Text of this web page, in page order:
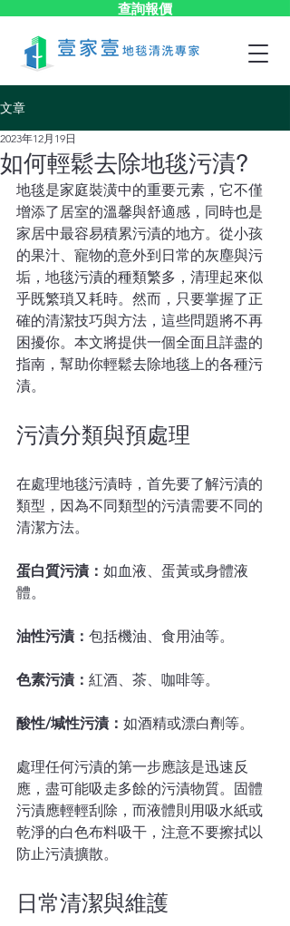
查詢報價
文章
如何輕鬆去除地毯污漬?
2023年12月19日
地毯是家庭裝潢中的重要元素，它不僅
增添了居室的溫馨與舒適感，同時也是
家居中最容易積累污漬的地方。從小孩
的果汁、寵物的意外到日常的灰塵與污
垢，地毯污漬的種類繁多，清理起來似
乎既繁瑣又耗時。然而，只要掌握了正
確的清潔技巧與方法，這些問題將不再
困擾你。本文將提供一個全面且詳盡的
指南，幫助你輕鬆去除地毯上的各種污
漬。
污漬分類與預處理
在處理地毯污漬時，首先要了解污漬的
類型，因為不同類型的污漬需要不同的
清潔方法。
蛋白質污漬： 如血液、蛋黃或身體液
體。
油性污漬： 包括機油、食用油等。
色素污漬： 紅酒、茶、咖啡等。
酸性/堿性污漬： 如酒精或漂白劑等。
處理任何污漬的第一步應該是迅速反
應，盡可能吸走多餘的污漬物質。固體
污漬應輕輕刮除，而液體則用吸水紙或
乾淨的白色布料吸干，注意不要擦拭以
防止污漬擴散。
日常清潔與維護